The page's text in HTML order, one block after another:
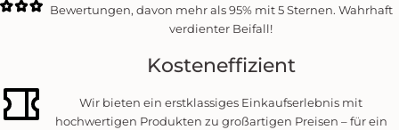
Bewertungen, davon mehr als 95% mit 5 Sternen. Wahrhaft
verdienter Beifall!
Kosteneffizient
Wir bieten ein erstklassiges Einkaufserlebnis mit
hochwertigen Produkten zu großartigen Preisen – für ein